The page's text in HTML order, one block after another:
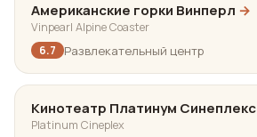
Американские горки Винперл →
Vinpearl Alpine Coaster
6.7
Развлекательный центр
Кинотеатр Платинум Синеплекс
Platinum Cineplex